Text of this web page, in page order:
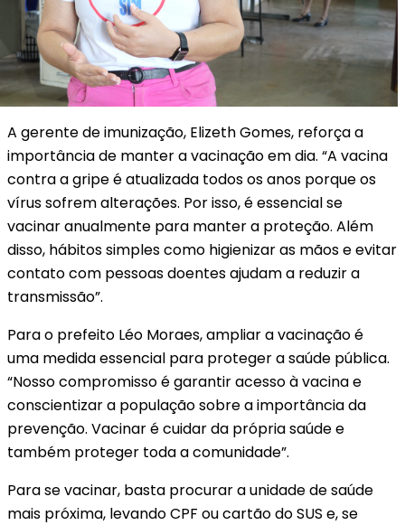
A gerente de imunização, Elizeth Gomes, reforça a
importância de manter a vacinação em dia. “A vacina
contra a gripe é atualizada todos os anos porque os
vírus sofrem alterações. Por isso, é essencial se
vacinar anualmente para manter a proteção. Além
disso, hábitos simples como higienizar as mãos e evitar
contato com pessoas doentes ajudam a reduzir a
transmissão”.
Para o prefeito Léo Moraes, ampliar a vacinação é
uma medida essencial para proteger a saúde pública.
“Nosso compromisso é garantir acesso à vacina e
conscientizar a população sobre a importância da
prevenção. Vacinar é cuidar da própria saúde e
também proteger toda a comunidade”.
Para se vacinar, basta procurar a unidade de saúde
mais próxima, levando CPF ou cartão do SUS e, se